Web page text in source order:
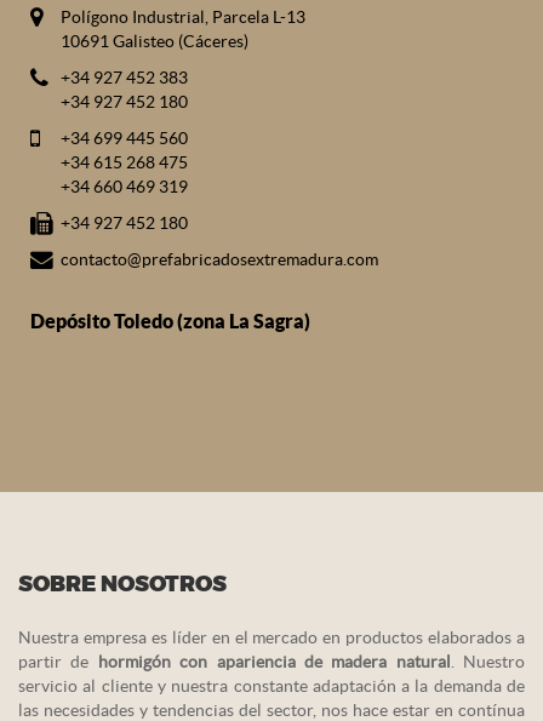
Polígono Industrial, Parcela L-13
10691 Galisteo (Cáceres)
+34 927 452 383
+34 927 452 180
+34 699 445 560
+34 615 268 475
+34 660 469 319
+34 927 452 180
contacto@prefabricadosextremadura.com
Depósito Toledo (zona La Sagra)
SOBRE NOSOTROS
Nuestra empresa es líder en el mercado en productos elaborados a
partir de hormigón con apariencia de madera natural
. Nuestro
servicio al cliente y nuestra constante adaptación a la demanda de
las necesidades y tendencias del sector, nos hace estar en contínua